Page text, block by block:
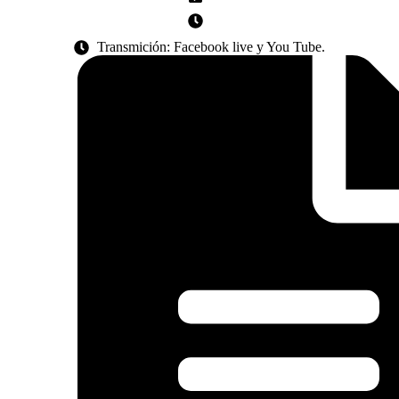
Transmición: Facebook live y You Tube.